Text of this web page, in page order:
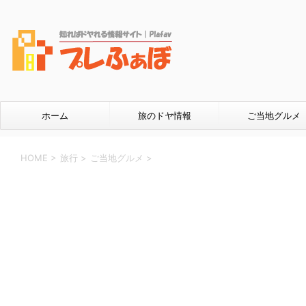
ホーム 旅のドヤ情報 ご当地グルメ
HOME > 旅行 > ご当地グルメ >